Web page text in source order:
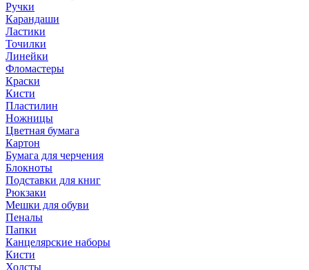
Ручки
Карандаши
Ластики
Точилки
Линейки
Фломастеры
Краски
Кисти
Пластилин
Ножницы
Цветная бумага
Картон
Бумага для черчения
Блокноты
Подставки для книг
Рюкзаки
Мешки для обуви
Пеналы
Папки
Канцелярские наборы
Кисти
Холсты